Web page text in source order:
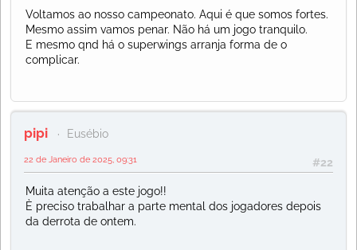
Voltamos ao nosso campeonato. Aqui é que somos fortes.
Mesmo assim vamos penar. Não há um jogo tranquilo.
E mesmo qnd há o superwings arranja forma de o
complicar.
pipi Eusébio
#22
22 de Janeiro de 2025, 09:31
Muita atenção a este jogo!!
È preciso trabalhar a parte mental dos jogadores depois
da derrota de ontem.